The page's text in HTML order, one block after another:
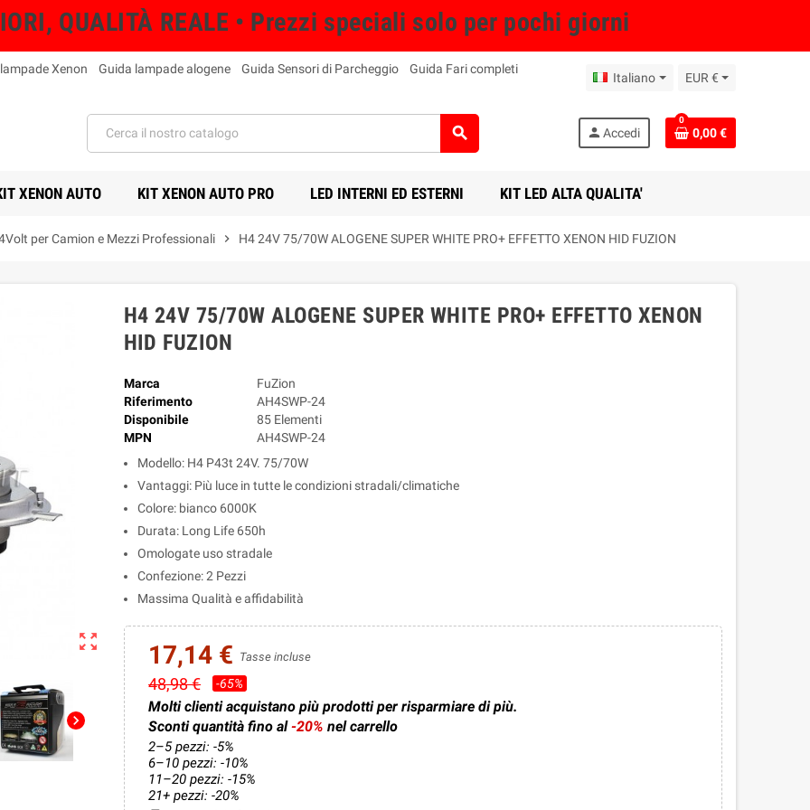
QUALITÀ REALE • Prezzi speciali solo per pochi giorni
Xenon Guida lampade alogene Guida Sensori di Parcheggio
Guida Fari completi
Italiano EUR €
search person Accedi
0
0,00 €
XENON AUTO KIT XENON AUTO PRO LED INTERNI ED ESTERNI KIT LED ALTA QUALITA'
per Camion e Mezzi Professionali chevron_right H4 24V 75/70W ALOGENE SUPER WHITE PRO+ EFFETTO XENON HID FUZION
zoom_out_map
chevron_right
H4 24V 75/70W ALOGENE SUPER WHITE PRO+ EFFETTO XENON
HID FUZION
Marca
FuZion
Riferimento
AH4SWP-24
Disponibile
85 Elementi
MPN
AH4SWP-24
Modello: H4 P43t 24V. 75/70W
Vantaggi: Più luce in tutte le condizioni stradali/climatiche
Colore: bianco 6000K
Durata: Long Life 650h
Omologate uso stradale
Confezione: 2 Pezzi
Massima Qualità e affidabilità
17,14 € Tasse incluse
48,98 € -65%
Molti clienti acquistano più prodotti per risparmiare di più.
Sconti quantità fino al-20% nel carrello
2–5 pezzi: -5%
6–10 pezzi: -10%
11–20 pezzi: -15%
21+ pezzi: -20%